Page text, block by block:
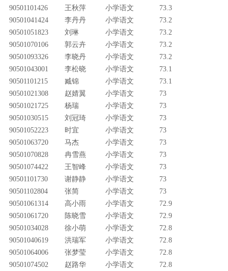
90501101426
王秋萍 小学语文
73.3
90501041424
李丹丹 小学语文
73.2
90501051823
刘琳 小学语文
73.2
90501070106
郭云卉 小学语文
73.2
90501093326
李晓丹 小学语文
73.2
90501043001
李松晓 小学语文
73.1
90501101215
臧锦 小学语文
73.1
90501021308
赵婧翼 小学语文
73
90501021725
杨瑞 小学语文
73
90501030515
刘冠琦 小学语文
73
90501052223
时宜 小学语文
73
90501063720
马杰 小学语文
73
90501070828
冉雪燕 小学语文
73
90501074422
王智峰 小学语文
73
90501101730
谢静静 小学语文
73
90501102804
张简 小学语文
73
90501061314
高小雨 小学语文
72.9
90501061720
陈晓雪 小学语文
72.9
90501034028
徐小萌 小学语文
72.8
90501040619
洪瑞军 小学语文
72.8
90501064006
张梦莹 小学语文
72.8
90501074502
赵路华 小学语文
72.8